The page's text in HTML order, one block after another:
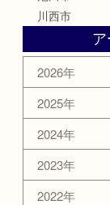
川西市
2026年
2025年
2024年
2023年
2022年